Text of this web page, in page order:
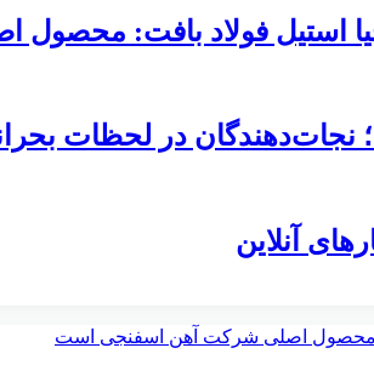
استیل فولاد بافت:
نجات‌دهندگان در لحظات
آنلاین